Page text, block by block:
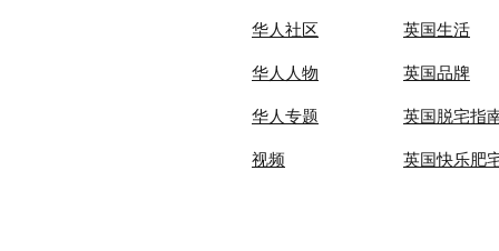
华人社区
华人人物
华人专题
视频
英国生活​
英国品牌
英国脱宅指
英国快乐肥